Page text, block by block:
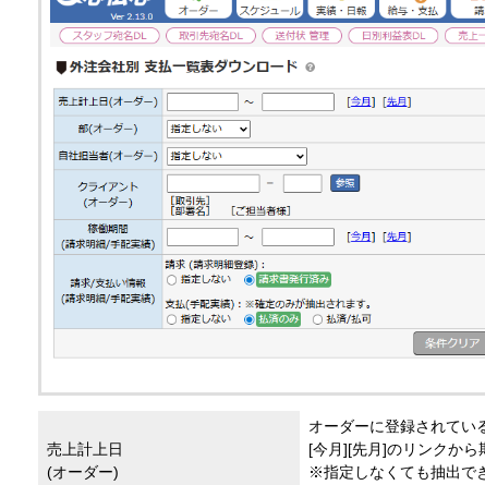
売上計上日
(オーダー)
オーダーに登録されてい
[今月][先月]のリンクから
※指定しなくても抽出で